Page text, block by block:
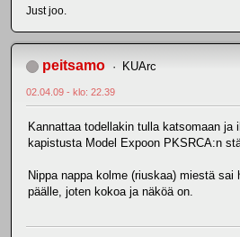
Just joo.
peitsamo KUArc
02.04.09 - klo: 22.39
Kannattaa todellakin tulla katsomaan ja
kapistusta Model Expoon PKSRCA:n
Nippa nappa kolme (riuskaa) miestä sai
päälle, joten kokoa ja näköä on.